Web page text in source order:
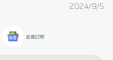
2024/9/5
追蹤訂閱